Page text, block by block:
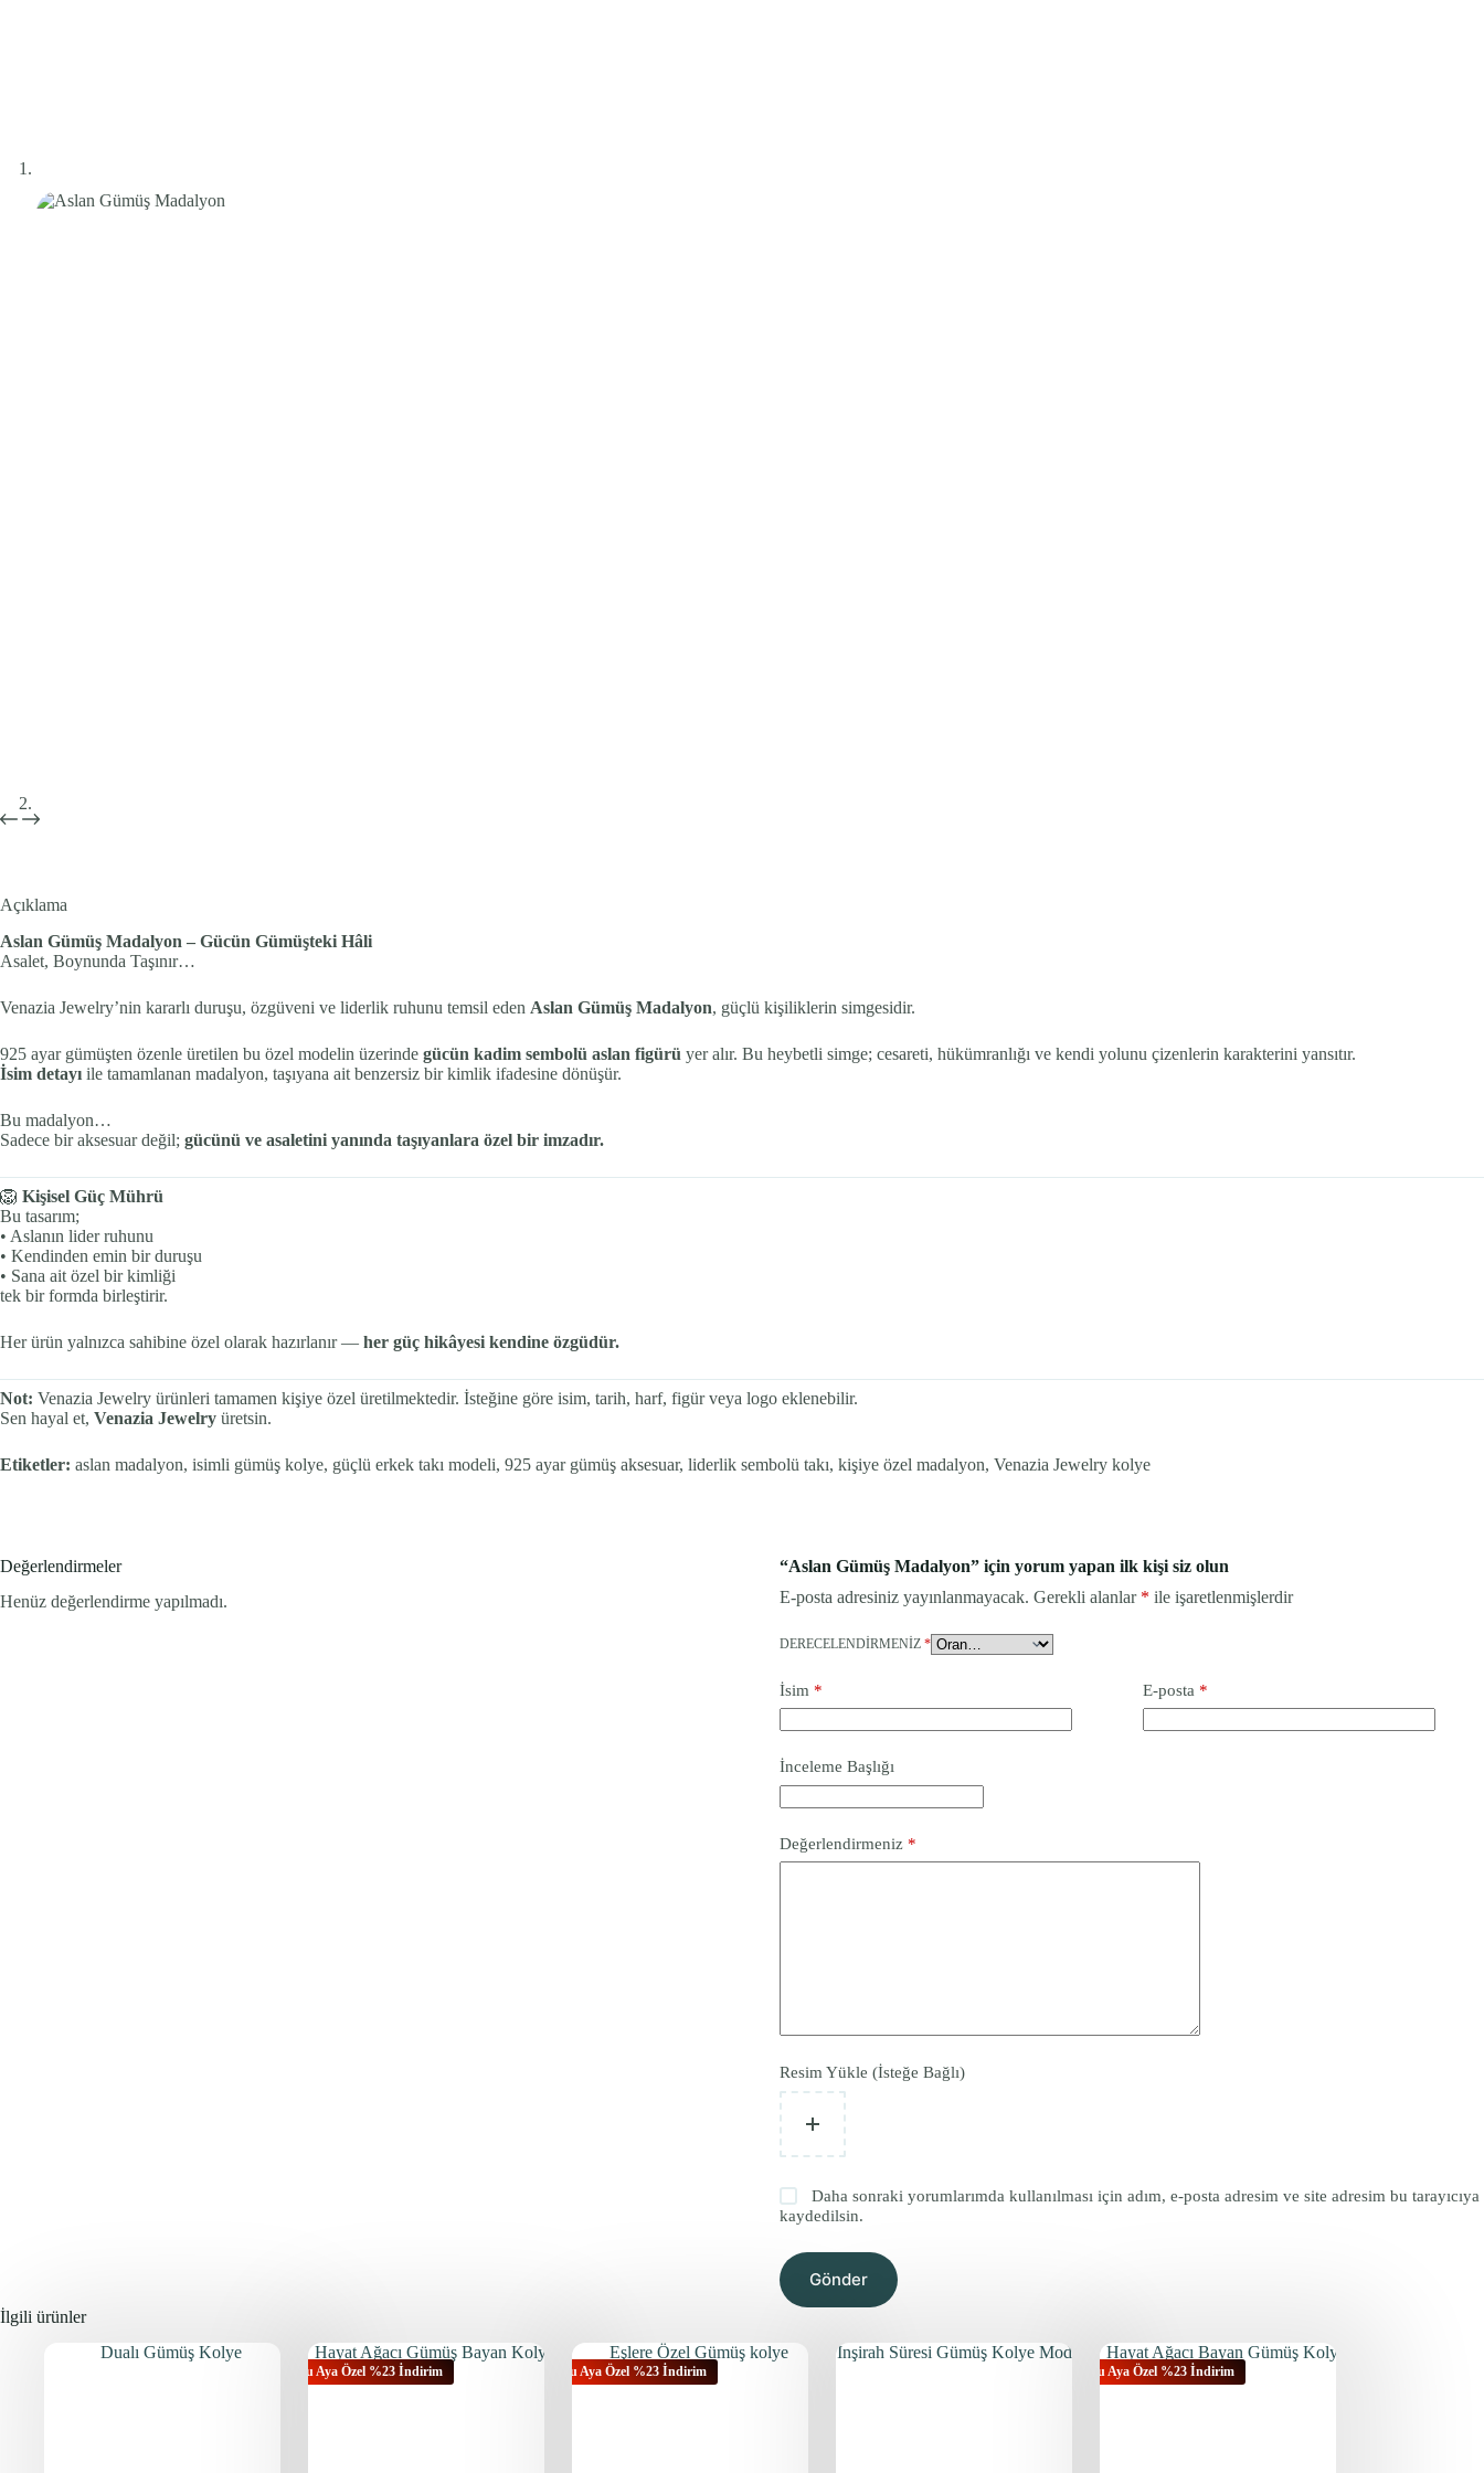
Açıklama
Aslan Gümüş Madalyon – Gücün Gümüşteki Hâli
Asalet, Boynunda Taşınır…
Venazia Jewelry’nin kararlı duruşu, özgüveni ve liderlik ruhunu temsil eden Aslan Gümüş Madalyon, güçlü kişiliklerin simgesidir.
925 ayar gümüşten özenle üretilen bu özel modelin üzerinde gücün kadim sembolü aslan figürü yer alır. Bu heybetli simge; cesareti, hükümranlığı ve kendi yolunu çizenlerin karakterini yansıtır.
İsim detayı ile tamamlanan madalyon, taşıyana ait benzersiz bir kimlik ifadesine dönüşür.
Bu madalyon…
Sadece bir aksesuar değil; gücünü ve asaletini yanında taşıyanlara özel bir imzadır.
🦁 Kişisel Güç Mührü
Bu tasarım;
• Aslanın lider ruhunu
• Kendinden emin bir duruşu
• Sana ait özel bir kimliği
tek bir formda birleştirir.
Her ürün yalnızca sahibine özel olarak hazırlanır — her güç hikâyesi kendine özgüdür.
Not: Venazia Jewelry ürünleri tamamen kişiye özel üretilmektedir. İsteğine göre isim, tarih, harf, figür veya logo eklenebilir.
Sen hayal et, Venazia Jewelry üretsin.
Etiketler: aslan madalyon, isimli gümüş kolye, güçlü erkek takı modeli, 925 ayar gümüş aksesuar, liderlik sembolü takı, kişiye özel madalyon, Venazia Jewelry kolye
Değerlendirmeler
Henüz değerlendirme yapılmadı.
“Aslan Gümüş Madalyon” için yorum yapan ilk kişi siz olun
E-posta adresiniz yayınlanmayacak. Gerekli alanlar * ile işaretlenmişlerdir
DERECELENDIRMENIZ *
İsim * E-posta *
İnceleme Başlığı
Değerlendirmeniz *
Resim Yükle (İsteğe Bağlı)
Daha sonraki yorumlarımda kullanılması için adım, e-posta adresim ve site adresim bu tarayıcıya
kaydedilsin.
Gönder
İlgili ürünler
Bu Aya Özel %23 İndirim Bu Aya Özel %23 İndirim Bu Aya Özel %23 İndirim